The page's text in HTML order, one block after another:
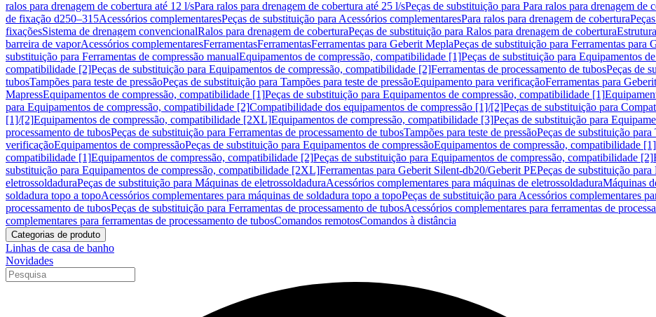
ralos para drenagem de cobertura até 12 l/sPara ralos para drenagem de cobertura até 25 l/sPeças de substituição para Para ralos para drenagem de
de fixação d250–315Acessórios complementaresPeças de substituição para Acessórios complementaresPara ralos para drenagem de cobertura
fixaçõesSistema de drenagem convencionalRalos para drenagem de coberturaPeças de substituição para Ralos para drenagem de cobertura
barreira de vaporAcessórios complementaresFerramentasFerramentasFerramentas para Geberit MeplaPeças de substituição para Ferramentas para
substituição para Ferramentas de compressão manualEquipamentos de compressão, compatibilidade [1]Peças de substituição para Equipamentos
compatibilidade [2]Peças de substituição para Equipamentos de compressão, compatibilidade [2]Ferramentas de processamento de tubosPeças de
tubosTampões para teste de pressãoPeças de substituição para Tampões para teste de pressãoEquipamento para verificaçãoFerramentas para
MapressEquipamentos de compressão, compatibilidade [1]Peças de substituição para Equipamentos de compressão, compatibilidade [1]
para Equipamentos de compressão, compatibilidade [2]Compatibilidade dos equipamentos de compressão [1]/[2]Peças de substituição para
[1]/[2]Equipamentos de compressão, compatibilidade [2XL]Equipamentos de compressão, compatibilidade [3]Peças de substituição para
processamento de tubosPeças de substituição para Ferramentas de processamento de tubosTampões para teste de pressãoPeças de substituição para
verificaçãoEquipamentos de compressãoPeças de substituição para Equipamentos de compressãoEquipamentos de compressão, compatibilidade [1]
compatibilidade [1]Equipamentos de compressão, compatibilidade [2]Peças de substituição para Equipamentos de compressão, compatibilidade [2]
substituição para Equipamentos de compressão, compatibilidade [2XL]Ferramentas para Geberit Silent-db20/Geberit PEPeças de substituição
eletrossoldaduraPeças de substituição para Máquinas de eletrossoldaduraAcessórios complementares para máquinas de eletrossoldaduraMáquinas
soldadura topo a topoAcessórios complementares para máquinas de soldadura topo a topoPeças de substituição para Acessórios complementares
processamento de tubosPeças de substituição para Ferramentas de processamento de tubosAcessórios complementares para ferramentas de
complementares para ferramentas de processamento de tubosComandos remotosComandos à distância
Categorias de produto
Linhas de casa de banho
Novidades